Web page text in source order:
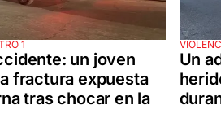
1
un joven
fractura expuesta
tras chocar en la
Un